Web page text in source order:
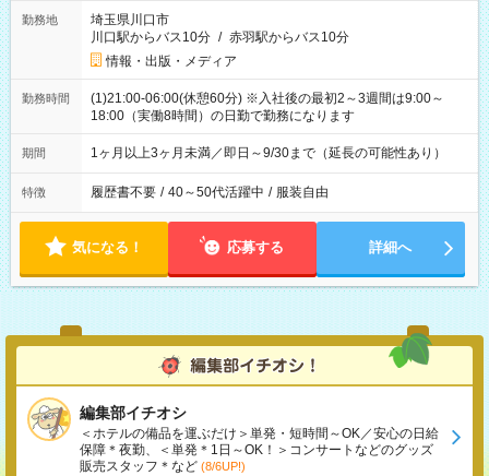
勤務地
埼玉県川口市
川口駅からバス10分 / 赤羽駅からバス10分
情報・出版・メディア
勤務時間
(1)21:00-06:00(休憩60分) ※入社後の最初2～3週間は9:00～
18:00（実働8時間）の日勤で勤務になります
期間 1ヶ月以上3ヶ月未満／即日～9/30まで（延長の可能性あり）
特徴 履歴書不要 / 40～50代活躍中 / 服装自由
気になる！ 応募する 詳細へ
編集部イチオシ
＜ホテルの備品を運ぶだけ＞単発・短時間～OK／安心の日給
保障＊夜勤、＜単発＊1日～OK！＞コンサートなどのグッズ
販売スタッフ＊など (8/6UP!)